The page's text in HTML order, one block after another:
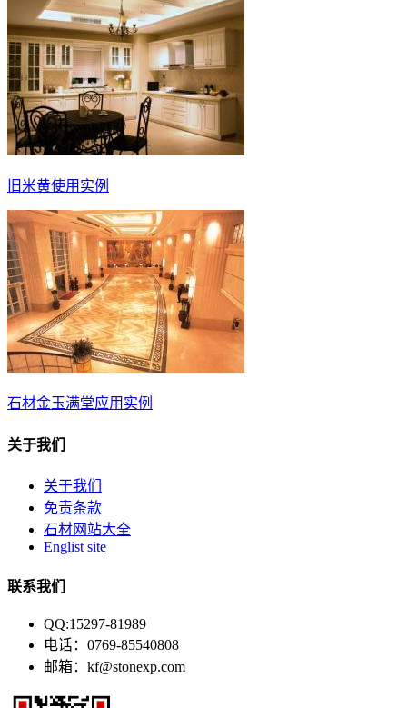
旧米黄使用实例
石材金玉满堂应用实例
关于我们
关于我们
免责条款
石材网站大全
Englist site
联系我们
QQ:15297-81989
电话：0769-85540808
邮箱：kf@stonexp.com